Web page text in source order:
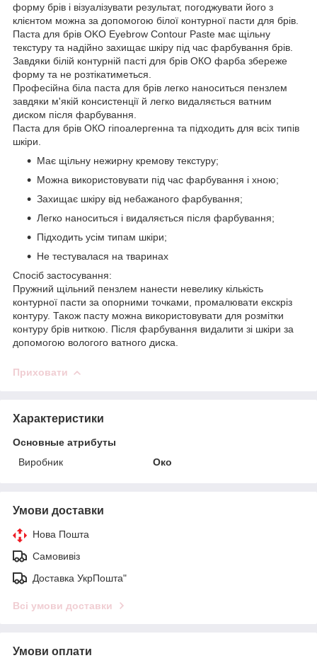
форму брів і візуалізувати результат, погоджувати його з
клієнтом можна за допомогою білої контурної пасти для брів.
Паста для брів OKO Eyebrow Contour Paste має щільну
текстуру та надійно захищає шкіру під час фарбування брів.
Завдяки білій контурній пасті для брів ОКО фарба збереже
форму та не розтікатиметься.
Професійна біла паста для брів легко наноситься пензлем
завдяки м'якій консистенції й легко видаляється ватним
диском після фарбування.
Паста для брів ОКО гіпоалергенна та підходить для всіх типів
шкіри.
Має щільну нежирну кремову текстуру;
Можна використовувати під час фарбування і хною;
Захищає шкіру від небажаного фарбування;
Легко наноситься і видаляється після фарбування;
Підходить усім типам шкіри;
Не тестувалася на тваринах
Спосіб застосування:
Пружний щільний пензлем нанести невелику кількість
контурної пасти за опорними точками, промалювати екскріз
контуру. Також пасту можна використовувати для розмітки
контуру брів ниткою. Після фарбування видалити зі шкіри за
допомогою вологого ватного диска.
Приховати
Характеристики
Основные атрибуты
Виробник
Око
Умови доставки
Нова Пошта
Самовивіз
Доставка УкрПошта"
Всі умови доставки
Умови оплати